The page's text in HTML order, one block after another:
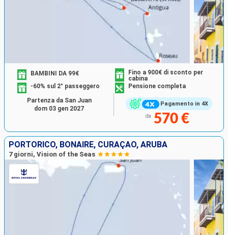
Pagamento in 4X
BAMBINI DA 99€
Fino a 900€ di sconto per
cabina
-60% sul 2° passeggero
Pensione completa
da 570 €
Partenza da San Juan
dom 03 gen 2027
PORTORICO, BONAIRE, CURAÇAO, ARUBA
7 giorni, Vision of the Seas